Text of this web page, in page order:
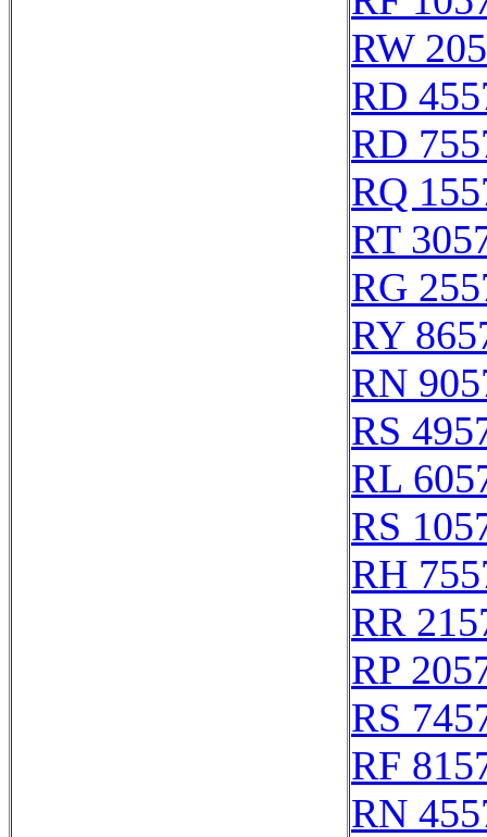
RW
RD
RD
RQ
RT
RG
RY
RN
RS
RL
RS
RH
RR
RP
RS
RF
RN